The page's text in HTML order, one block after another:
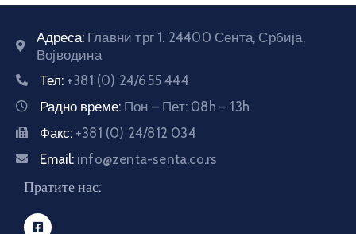
Адреса: Главни трг 1. 24400 Сента, Србија,
Војводина
Тел: +381 (0) 24/655 444
Радно време: Пон – Пет: 08h – 13h
Факс: +381 (0) 24/812 034
Email: info@zenta-senta.co.rs
Пратите нас: